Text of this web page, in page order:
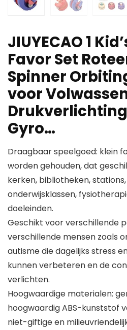
JIUYECAO 1
Favor Set
Spinner
voor
Gyro…
Draagbaar speelgoed: klein
worden gehouden, dat
kerken, bibliotheken,
onderwijsklassen,
doeleinden.
Geschikt voor verschillende
verschillende mensen zoals
autisme die dagelijks stress
kunnen verbeteren en de
verlichten.
Hoogwaardige materialen:
hoogwaardig ABS-kunststof
niet-giftige en